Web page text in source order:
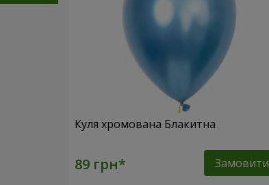
Куля хромована Блакитна
Замовити